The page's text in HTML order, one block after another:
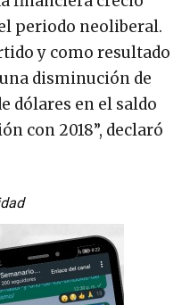
periodo neoliberal.
y como resultado
disminución de
dólares en el saldo
con 2018”, declaró